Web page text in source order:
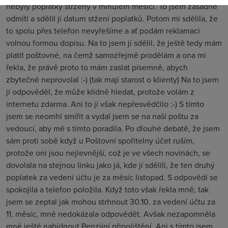
nebyly poplatky strženy v minulém měsíci. To jsem zásadně
odmítl a sdělil jí datum stžení poplatků. Potom mi sdělila, že
to spolu přes telefon nevyřešíme a ať podám reklamaci
volnou formou dopisu. Na to jsem jí sdělil, že ještě tedy mám
platit poštovné, na čemž samozřejmě prodělám a ona mi
řekla, že právě proto to mám zaslat písemně, abych
zbytečně neprovolal :-) (tak mají starost o klienty) Na to jsem
jí odpověděl, že může klidně hledat, protože volám z
internetu zdarma. Ani to jí však nepřesvědčilo :-) S tímto
jsem se neomhl smířit a vydal jsem se na naší poštu za
vedoucí, aby mě s tímto poradila. Po dlouhé debatě, že jsem
sám proti sobě když u Poštovní spořitelny účet ruším,
protože oni jsou nejlevnější, což je ve všech novinách, se
dovolala na stejnou linku jako já, kde jí sdělili, že ten druhý
poplatek za vedení účtu je za měsíc listopad. S odpovědí se
spokojila a telefon položila. Když toto však řekla mně, tak
jsem se zeptal jak mohou strhnout 30.10. za vedení účtu za
11. měsíc, mně nedokázala odpovědět. Avšak nezapomněla